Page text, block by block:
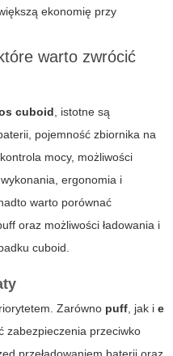
ekonomię przy
warto zwrócić
cuboid, istotne są
pojemność zbiornika na
mocy, możliwości
ergonomia i
warto porównać
oraz możliwości ładowania i
cuboid.
Zarówno puff, jak i e
zabezpieczenia przeciwko